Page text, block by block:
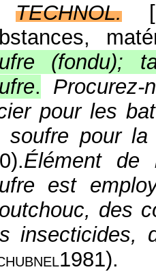
TECHNOL.
(fondu);
.
pour les
soufre pour la
Élément de
est
des
insecticides,
1981).